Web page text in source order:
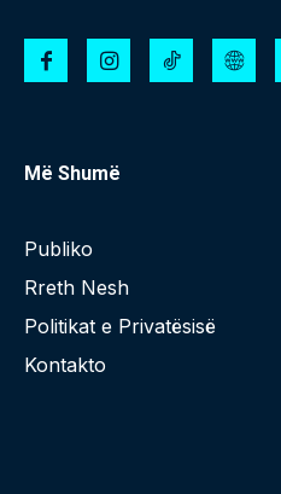
Më Shumë
Publiko
Rreth Nesh
Politikat e Privatësisë
Kontakto